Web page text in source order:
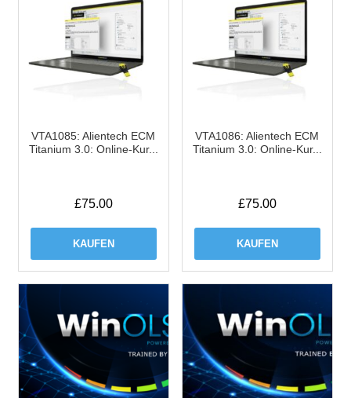
VTA1085: Alientech ECM
Titanium 3.0: Online-Kur...
£75.00
KAUFEN
VTA1086: Alientech ECM
Titanium 3.0: Online-Kur...
£75.00
KAUFEN